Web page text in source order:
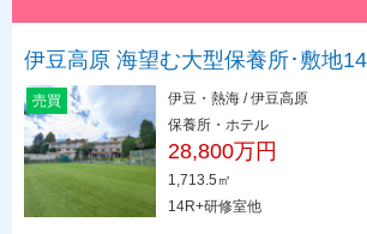
伊豆高原 海望む大型保養所･敷地
売買
伊豆・熱海 / 伊豆高原
保養所・ホテル
28,800万円
1,713.5㎡
14R+研修室他